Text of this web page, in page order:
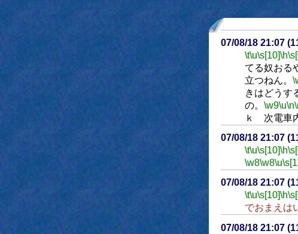
07/08/18 21:07
\t\u\s[10]\h
てる奴おる
立つねん。
きはどうす
の。 \w9\u\n
ｋ 次電車
07/08/18 21:07
\t\u\s[10]\h
\w8\w8\u
07/08/18 21:07
\t\u\s[10]\h
でおまえは
07/08/18 21:07